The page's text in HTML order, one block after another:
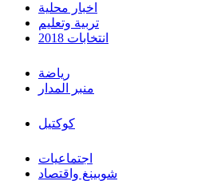
اخبار محلية
تربية وتعليم
انتخابات 2018
رياضة
منبر المدار
كوكتيل
اجتماعيات
شوبينغ واقتصاد